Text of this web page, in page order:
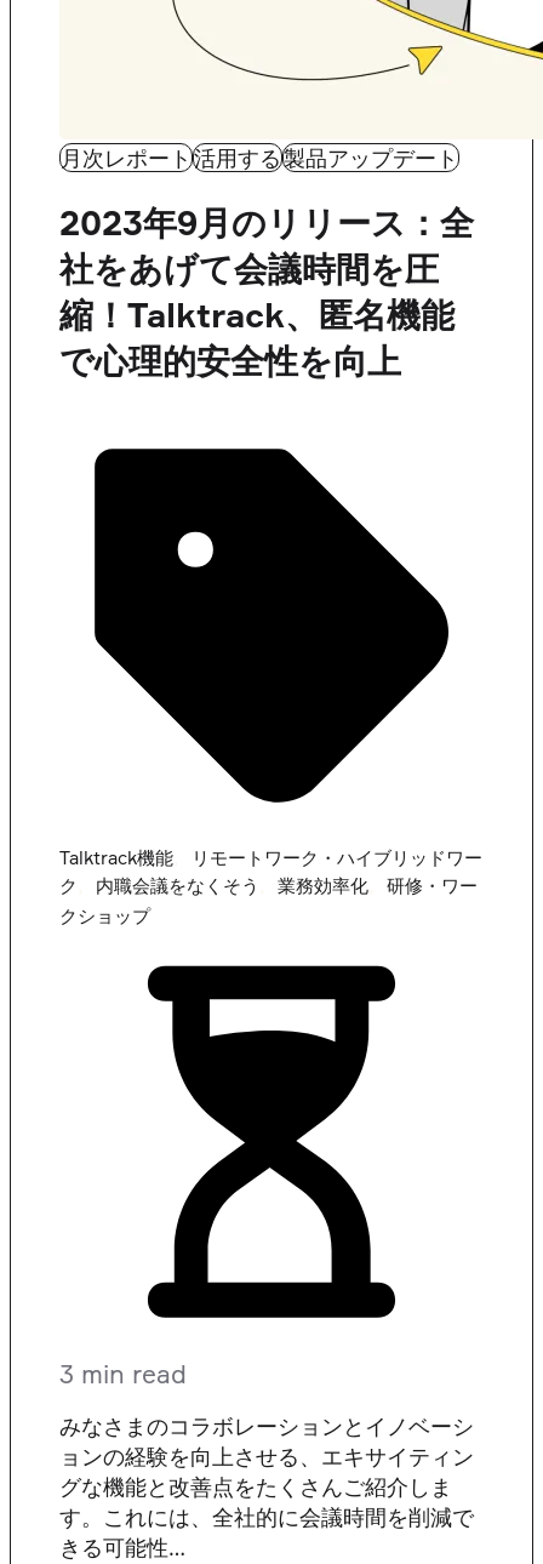
月次レポート活用する製品アップデート
2023年9月のリリース：全
社をあげて会議時間を圧
縮！Talktrack、匿名機能
で心理的安全性を向上
Talktrack機能
リモートワーク・ハイブリッドワー
ク
内職会議をなくそう 業務効率化
研修・ワー
クショップ
3 min read
みなさまのコラボレーションとイノベーシ
ョンの経験を向上させる、エキサイティン
グな機能と改善点をたくさんご紹介しま
す。これには、全社的に会議時間を削減で
きる可能性…